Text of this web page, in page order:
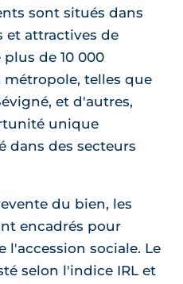
sont situés dans
et attractives de
de 10 000
telles que
et d'autres,
unique
dans des secteurs
du bien, les
encadrés pour
l'accession sociale. Le
selon l'indice IRL et